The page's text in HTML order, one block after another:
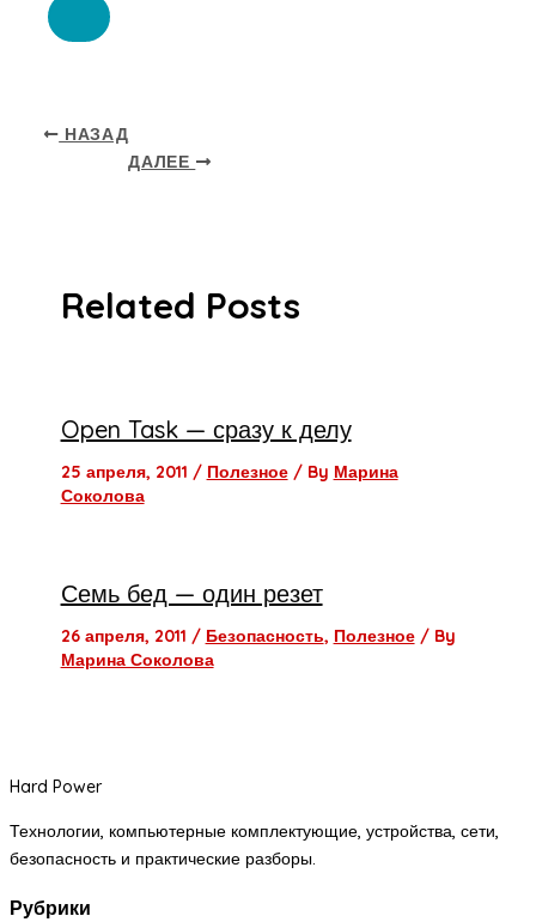
НАЗАД
ДАЛЕЕ
Related Posts
Open Task — сразу к делу
25 апреля, 2011 / Полезное/ By Марина
Соколова
Семь бед — один резет
26 апреля, 2011 / Безопасность, Полезное/ By
Марина Соколова
Hard Power
Технологии, компьютерные комплектующие, устройства, сети,
безопасность и практические разборы.
Рубрики